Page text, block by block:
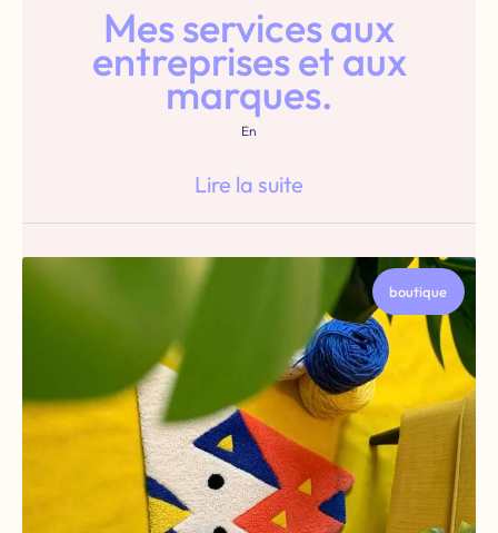
Mes services aux
entreprises et aux
marques.
En
Lire la suite
boutique